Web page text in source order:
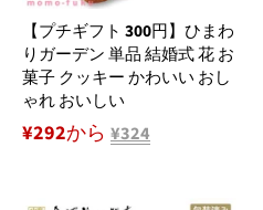
【プチギフト 300円】ひまわ
りガーデン 単品 結婚式 花 お
菓子 クッキー かわいい おし
ゃれ おいしい
¥292から ¥324